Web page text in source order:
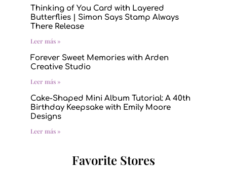
Thinking of You Card with Layered
Butterflies | Simon Says Stamp Always
There Release
Leer más »
Forever Sweet Memories with Arden
Creative Studio
Leer más »
Cake-Shaped Mini Album Tutorial: A 40th
Birthday Keepsake with Emily Moore
Designs
Leer más »
Favorite Stores